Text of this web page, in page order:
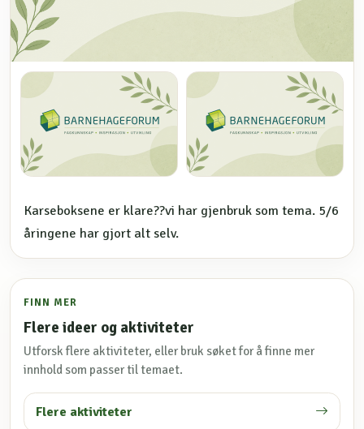
Karseboksene er klare??vi har gjenbruk som tema. 5/6
åringene har gjort alt selv.
FINN MER
Flere ideer og aktiviteter
Utforsk flere aktiviteter, eller bruk søket for å finne mer
innhold som passer til temaet.
Flere aktiviteter